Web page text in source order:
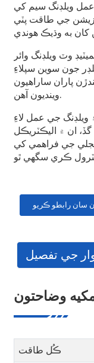
عمل ويلڊنگ سيم کي
جي طاقت پٽي
وٽ ويلڊنگ وائر
جون سوين سپلاءِ
پاران ساراهيون
وينديون آهن.
ويلڊنگ جي عمل لاءِ
ان ۾ اليڪٽريڪل
جي فراهمي کي
سان رابطو ڪريو
جي تفصيل
وضاحتون
ڪُل طاقت